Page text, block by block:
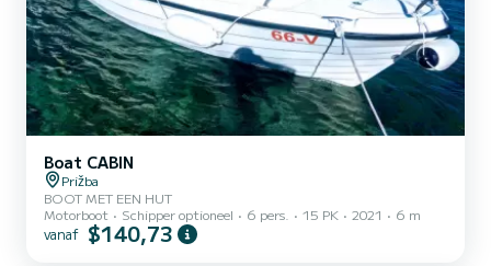
Boat CABIN
Prižba
BOOT MET EEN HUT
Motorboot
Schipper optioneel 6 pers. 15 PK 2021 6 m
vanaf $140,73